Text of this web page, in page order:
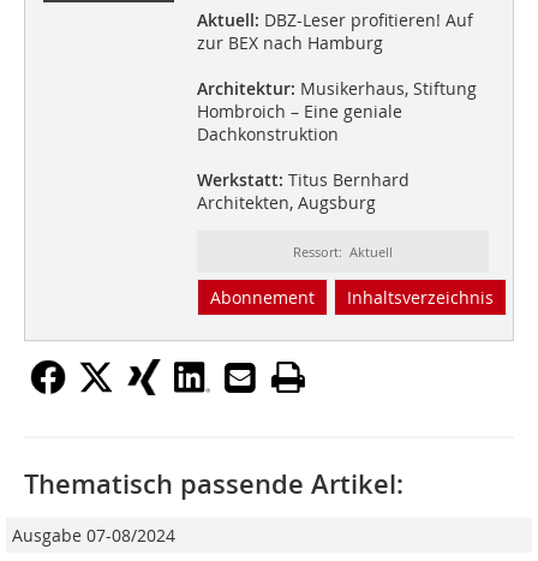
Aktuell: DBZ-Leser profitieren! Auf
zur BEX nach Hamburg
Architektur: Musikerhaus, Stiftung
Hombroich – Eine geniale
Dachkonstruktion
Werkstatt: Titus Bernhard
Architekten, Augsburg
Ressort: Aktuell
Abonnement Inhaltsverzeichnis
Thematisch passende Artikel:
Ausgabe 07-08/2024